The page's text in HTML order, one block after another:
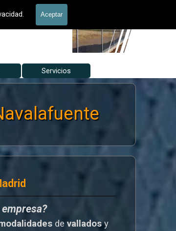
Aceptar
▼
Servicios
de valladosy